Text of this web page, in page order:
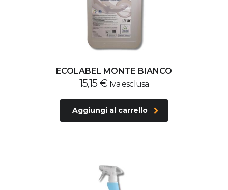
ECOLABEL MONTE BIANCO
15,15 € Iva esclusa
Aggiungi al carrello